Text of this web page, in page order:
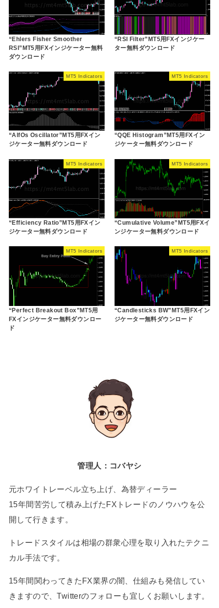
“Ehlers Fisher Smoother
RSI”MT5用FXインジケーター無料
ダウンロード
“RSI Filter”MT5用FXインジケー
ター無料ダウンロード
MT5 Indicators
“AlfOs Oscillator”MT5用FXイン
ジケーター無料ダウンロード
MT5 Indicators
“QQE Histogram”MT5用FXイン
ジケーター無料ダウンロード
MT5 Indicators
“Efficiency Ratio”MT5用FXイン
ジケーター無料ダウンロード
MT5 Indicators
“Cumulative Volume”MT5用FXイ
ンジケーター無料ダウンロード
MT5 Indicators
“Perfect Breakout Box”MT5用
FXインジケーター無料ダウンロー
ド
MT5 Indicators
“Candlesticks BW”MT5用FXイン
ジケーター無料ダウンロード
管理人：コバヤシ
元ホワイトレーベル立ち上げ、為替ディーラー
15年間苦労して積み上げたFXトレードのノウハウを公
開して行きます。
トレードスタイルは相場の群衆心理を取り入れたテクニ
カル手法です。
15年間関わってきたFX業界の闇、仕組みも発信してい
きますので、Twitterのフォローも宜しくお願いします。